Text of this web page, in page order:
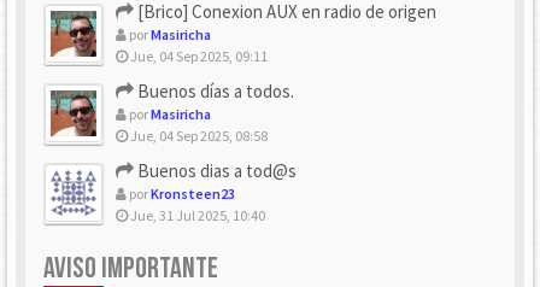
[Brico] Conexion AUX en radio de origen
porMasiricha
Jue, 04 Sep 2025, 09:11
Buenos días a todos.
porMasiricha
Jue, 04 Sep 2025, 08:58
Buenos dias a tod@s
porKronsteen23
Jue, 31 Jul 2025, 10:40
AVISO IMPORTANTE